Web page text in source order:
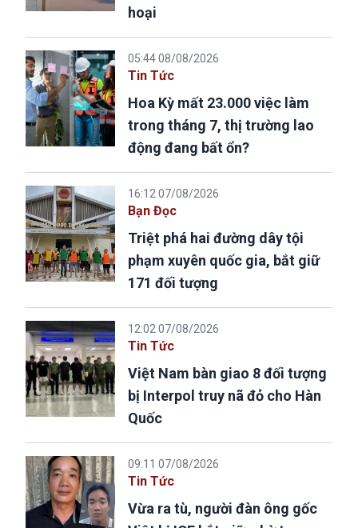
hoại
05:44 08/08/2026
Tin Tức
Hoa Kỳ mất 23.000 việc làm
trong tháng 7, thị trường lao
động đang bất ổn?
16:12 07/08/2026
Bạn Đọc
Triệt phá hai đường dây tội
phạm xuyên quốc gia, bắt giữ
171 đối tượng
12:02 07/08/2026
Tin Tức
Việt Nam bàn giao 8 đối tượng
bị Interpol truy nã đỏ cho Hàn
Quốc
09:11 07/08/2026
Tin Tức
Vừa ra tù, người đàn ông gốc